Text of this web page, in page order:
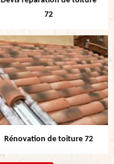
72
Rénovation de toiture 72